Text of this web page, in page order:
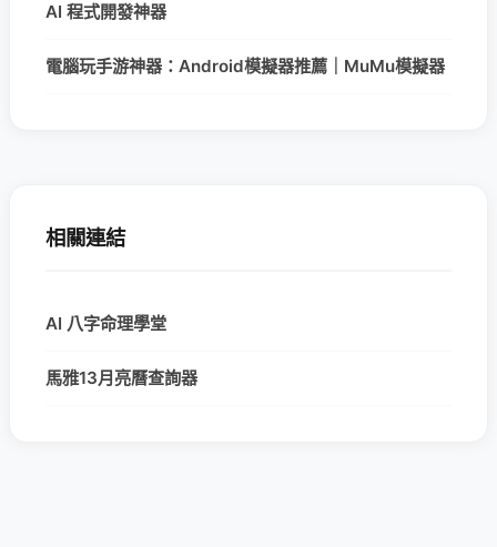
AI 程式開發神器
電腦玩手游神器：Android模擬器推薦｜MuMu模擬器
相關連結
AI 八字命理學堂
馬雅13月亮曆查詢器